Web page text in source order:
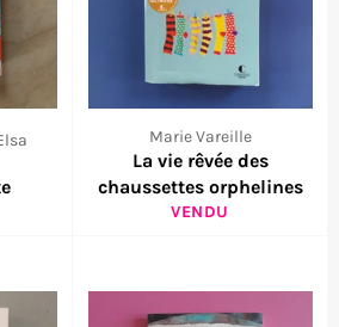
Marie Vareille
La vie rêvée des
chaussettes orphelines
VENDU